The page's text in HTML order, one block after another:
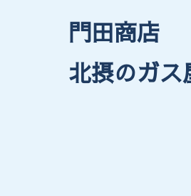
門田商店
北摂のガ